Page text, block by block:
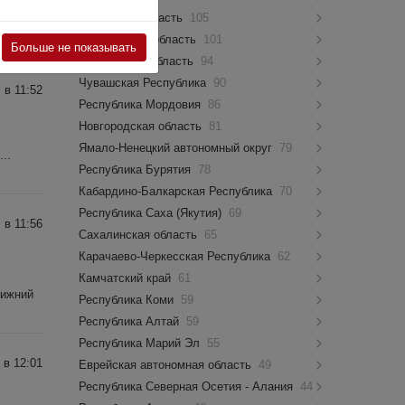
11:52
11:56
12:01
Больше не показывать
Псковская область
105
Костромская область
101
Мурманская область
94
Чувашская Республика 90
Республика Мордовия
86
Новгородская область
81
Ямало-Ненецкий автономный округ 79
Республика Бурятия
78
Кабардино-Балкарская Республика 70
Республика Саха (Якутия) 69
Сахалинская область
65
Карачаево-Черкесская Республика 62
Камчатский край 61
Республика Коми 59
Республика Алтай 59
Республика Марий Эл
55
Еврейская автономная область
49
Республика Северная Осетия - Алания
44